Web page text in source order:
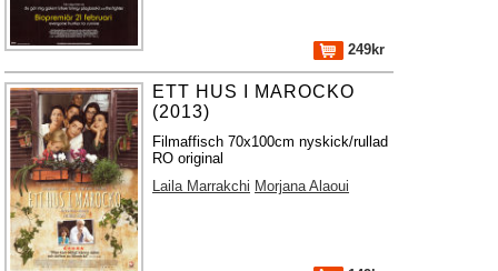
249kr
ETT HUS I MAROCKO
(2013)
Filmaffisch 70x100cm nyskick/rullad
RO original
Laila Marrakchi Morjana Alaoui